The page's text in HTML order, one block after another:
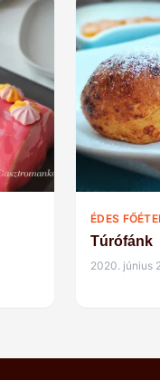
ÉDES
Túrófánk
2020. június